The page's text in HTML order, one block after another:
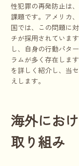
性犯罪の再発防止は
課題です。アメリカ
国では、この問題に
チが採用されていま
し、自身の行動パタ
ラムが多く存在しま
を詳しく紹介し、当
えします。
海外にお
取り組み